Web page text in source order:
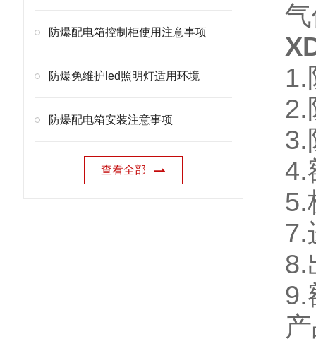
防爆配电箱控制柜使用注意事项
防爆免维护led照明灯适用环境
防爆配电箱安装注意事项
查看全部
1.
2.
3.
4.
5.
7.
8.
9.